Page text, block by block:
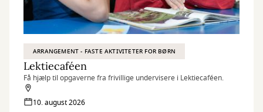
ARRANGEMENT - FASTE AKTIVITETER FOR BØRN
Lektiecaféen
Få hjælp til opgaverne fra frivillige undervisere i Lektiecaféen.
10. august 2026